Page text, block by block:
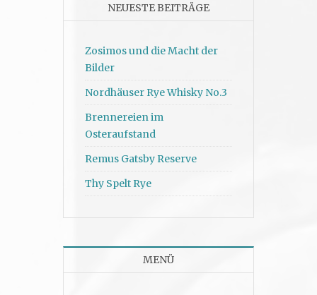
NEUESTE BEITRÄGE
Zosimos und die Macht der
Bilder
Nordhäuser Rye Whisky No.3
Brennereien im
Osteraufstand
Remus Gatsby Reserve
Thy Spelt Rye
MENÜ